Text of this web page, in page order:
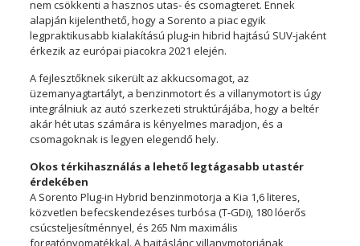
nem csökkenti a hasznos utas- és csomagteret. Ennek
alapján kijelenthető, hogy a Sorento a piac egyik
legpraktikusabb kialakítású plug-in hibrid hajtású SUV-jaként
érkezik az európai piacokra 2021 elején.
A fejlesztőknek sikerült az akkucsomagot, az
üzemanyagtartályt, a benzinmotort és a villanymotort is úgy
integrálniuk az autó szerkezeti struktúrájába, hogy a beltér
akár hét utas számára is kényelmes maradjon, és a
csomagoknak is legyen elegendő hely.
Okos térkihasználás a lehető legtágasabb utastér
érdekében
A Sorento Plug-in Hybrid benzinmotorja a Kia 1,6 literes,
közvetlen befecskendezéses turbósa (T-GDi), 180 lóerős
csúcsteljesítménnyel, és 265 Nm maximális
forgatónyomatékkal. A hajtáslánc villanymotorjának